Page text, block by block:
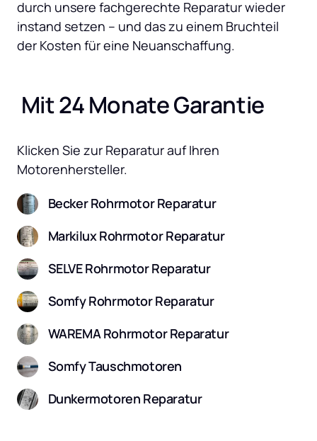
durch unsere fachgerechte Reparatur wieder
instand setzen – und das zu einem Bruchteil
der Kosten für eine Neuanschaffung.
Mit 24 Monate Garantie
Klicken Sie zur Reparatur auf Ihren
Motorenhersteller.
Becker Rohrmotor Reparatur
Markilux Rohrmotor Reparatur
SELVE Rohrmotor Reparatur
Somfy Rohrmotor Reparatur
WAREMA Rohrmotor Reparatur
Somfy Tauschmotoren
Dunkermotoren Reparatur